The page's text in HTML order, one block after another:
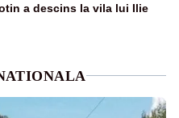
a descins la vila lui Ilie